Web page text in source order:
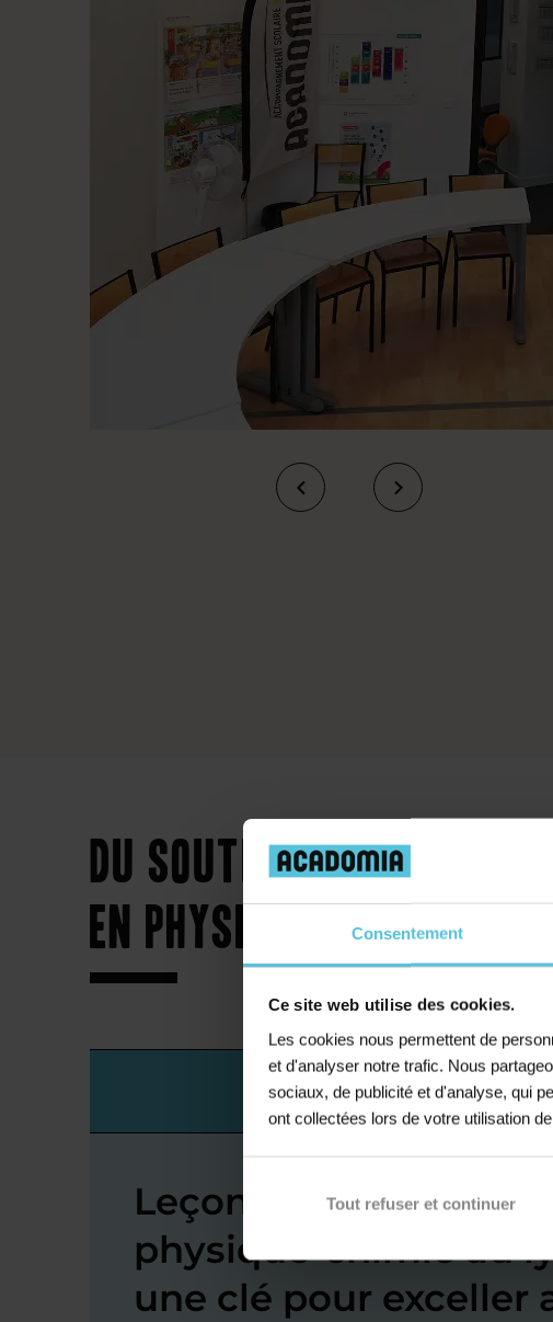
Consentement
Ce site web utilise des cookies.
Les cookies nous permettent de
et d'analyser notre trafic. Nous
sociaux, de publicité et d'analyse, qui
ont collectées lors de votre utilisation
Tout refuser et continuer
Du soutien scolaire à
en physique et chimie
Lycée
Leçons individuelles
physique-chimie au
une clé pour exceller